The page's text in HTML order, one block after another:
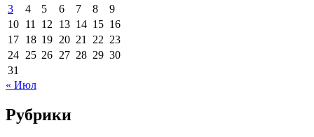
3
4 5 6 7 8
9
10 11 12 13 14 15 16
17 18 19 20 21 22 23
24 25 26 27 28 29 30
31
« Июл
Рубрики